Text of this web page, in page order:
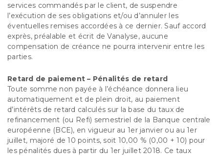
services commandés par le client, de suspendre
l’exécution de ses obligations et/ou d’annuler les
éventuelles remises accordées à ce dernier. Sauf accord
exprès, préalable et écrit de Vanalyse, aucune
compensation de créance ne pourra intervenir entre les
parties.
Retard de paiement – Pénalités de retard
Toute somme non payée à l’échéance donnera lieu
automatiquement et de plein droit, au paiement
d’intérêts de retard calculés sur la base du taux de
refinancement (ou Refi) semestriel de la Banque centrale
européenne (BCE), en vigueur au 1er janvier ou au 1er
juillet, majoré de 10 points, soit 10,00 % (0,00 + 10) pour
les pénalités dues à partir du 1er juillet 2018. Ce taux